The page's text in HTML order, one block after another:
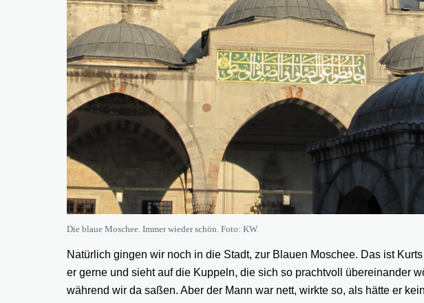
Die blaue Moschee. Immer wieder schön. Foto: KW.
Natürlich gingen wir noch in die Stadt, zur Blauen Moschee. Das ist
er gerne und sieht auf die Kuppeln, die sich so prachtvoll übereinander
während wir da saßen. Aber der Mann war nett, wirkte so, als hätte er